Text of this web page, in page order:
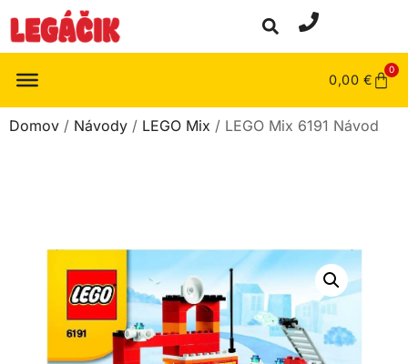
0,00 €
0
Domov / Návody / LEGO Mix / LEGO Mix 6191 Návod